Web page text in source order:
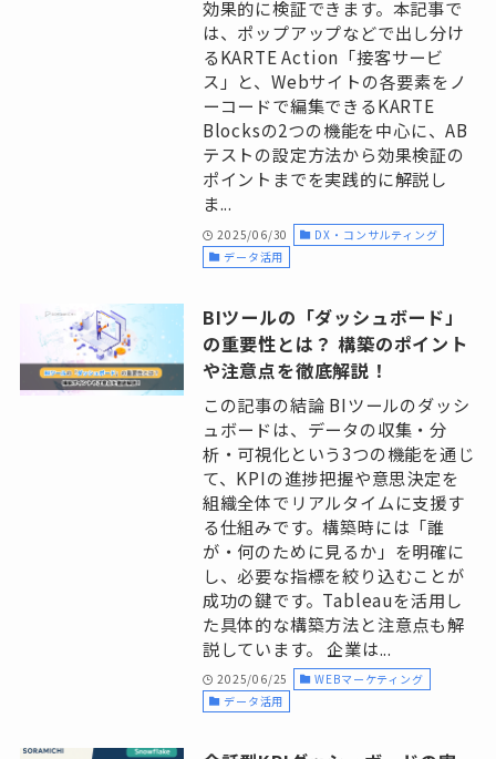
効果的に検証できます。本記事で
は、ポップアップなどで出し分け
るKARTE Action「接客サービ
ス」と、Webサイトの各要素をノ
ーコードで編集できるKARTE
Blocksの2つの機能を中心に、AB
テストの設定方法から効果検証の
ポイントまでを実践的に解説し
ま...
2025/06/30
DX・コンサルティング
データ活用
BIツールの「ダッシュボード」
の重要性とは？ 構築のポイント
や注意点を徹底解説！
この記事の結論 BIツールのダッシ
ュボードは、データの収集・分
析・可視化という3つの機能を通じ
て、KPIの進捗把握や意思決定を
組織全体でリアルタイムに支援す
る仕組みです。構築時には「誰
が・何のために見るか」を明確に
し、必要な指標を絞り込むことが
成功の鍵です。Tableauを活用し
た具体的な構築方法と注意点も解
説しています。 企業は...
2025/06/25
WEBマーケティング
データ活用